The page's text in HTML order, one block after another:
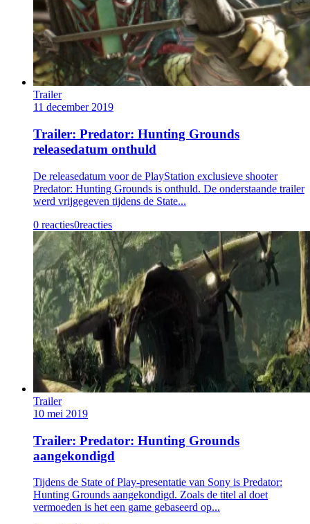
Trailer
11 december 2019
Trailer: Predator: Hunting Grounds
releasedatum onthuld
De releasedatum voor de PlayStation exclusieve shooter
Predator: Hunting Grounds is onthuld. De onderstaande trailer
werd vrijgegeven tijdens de State...
0 reacties0reacties
Trailer
10 mei 2019
Trailer: Predator: Hunting Grounds
aangekondigd
Tijdens de State of Play-presentatie van Sony is Predator:
Hunting Grounds aangekondigd. Zoals de titel al doet
vermoeden is het een game gebaseerd op...